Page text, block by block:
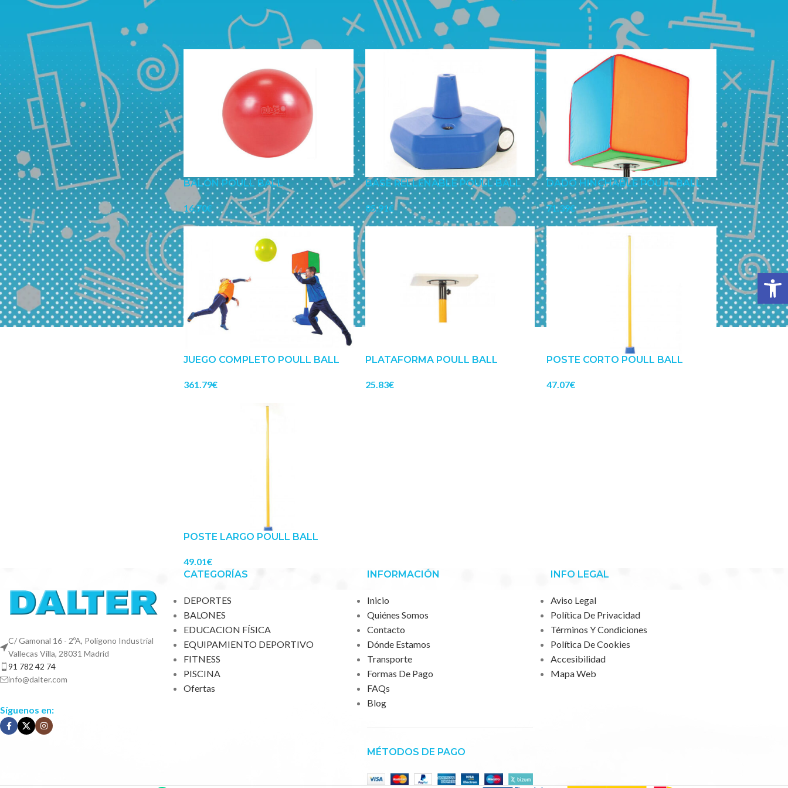
FILTRAR
Todos los deportes DEPORTES ALTERNATIVOS / JUEGOS
12 18 24
BALÓN POULL BALL
16.70€
BASE RELLENABLE POULL BALL
85.91€
DADO HINCHABLE POULL BALL
71.39€
JUEGO COMPLETO POULL BALL
361.79€
PLATAFORMA POULL BALL
25.83€
POSTE CORTO POULL BALL
47.07€
POSTE LARGO POULL BALL
49.01€
C/ Gamonal 16 - 2ºA, Polígono Industrial
Vallecas Villa, 28031 Madrid
91 782 42 74
info@dalter.com
Síguenos en:
CATEGORÍAS
DEPORTES
BALONES
EDUCACION FÍSICA
EQUIPAMIENTO DEPORTIVO
FITNESS
PISCINA
Ofertas
INFORMACIÓN
Inicio
Quiénes Somos
Contacto
Dónde Estamos
Transporte
Formas De Pago
FAQs
Blog
MÉTODOS DE PAGO
INFO LEGAL
Aviso Legal
Política De Privacidad
Términos Y Condiciones
Política De Cookies
Accesibilidad
Mapa Web
Abrir